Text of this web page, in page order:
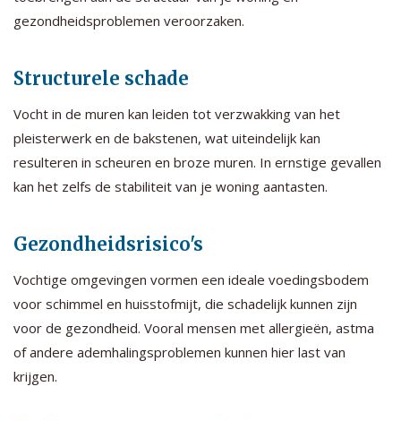
gezondheidsproblemen veroorzaken.
Structurele schade
Vocht in de muren kan leiden tot verzwakking van het
pleisterwerk en de bakstenen, wat uiteindelijk kan
resulteren in scheuren en broze muren. In ernstige gevallen
kan het zelfs de stabiliteit van je woning aantasten.
Gezondheidsrisico's
Vochtige omgevingen vormen een ideale voedingsbodem
voor schimmel en huisstofmijt, die schadelijk kunnen zijn
voor de gezondheid. Vooral mensen met allergieën, astma
of andere ademhalingsproblemen kunnen hier last van
krijgen.